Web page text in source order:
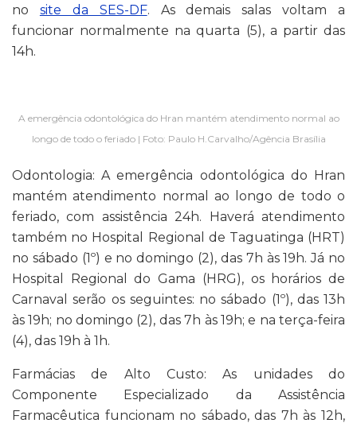
no site da SES-DF. As demais salas voltam a
funcionar normalmente na quarta (5), a partir das
14h.
A emergência odontológica do Hran mantém atendimento normal ao
longo de todo o feriado | Foto: Paulo H.Carvalho/Agência Brasília
Odontologia: A emergência odontológica do Hran
mantém atendimento normal ao longo de todo o
feriado, com assistência 24h. Haverá atendimento
também no Hospital Regional de Taguatinga (HRT)
no sábado (1º) e no domingo (2), das 7h às 19h. Já no
Hospital Regional do Gama (HRG), os horários de
Carnaval serão os seguintes: no sábado (1º), das 13h
às 19h; no domingo (2), das 7h às 19h; e na terça-feira
(4), das 19h à 1h.
Farmácias de Alto Custo: As unidades do
Componente Especializado da Assistência
Farmacêutica funcionam no sábado, das 7h às 12h,